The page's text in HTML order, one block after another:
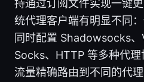
持通过订阅文件实现一键
统代理客户端有明显不同
同时配置 Shadowsocks、
Socks、HTTP 等多种代理
流量精确路由到不同的代